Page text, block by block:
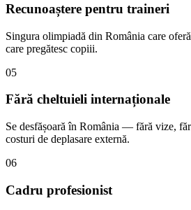
Recunoaștere pentru traineri
Singura olimpiadă din România care
care pregătesc copiii.
05
Fără cheltuieli internaționale
Se desfășoară în România — fără vize,
costuri de deplasare externă.
06
Cadru profesionist